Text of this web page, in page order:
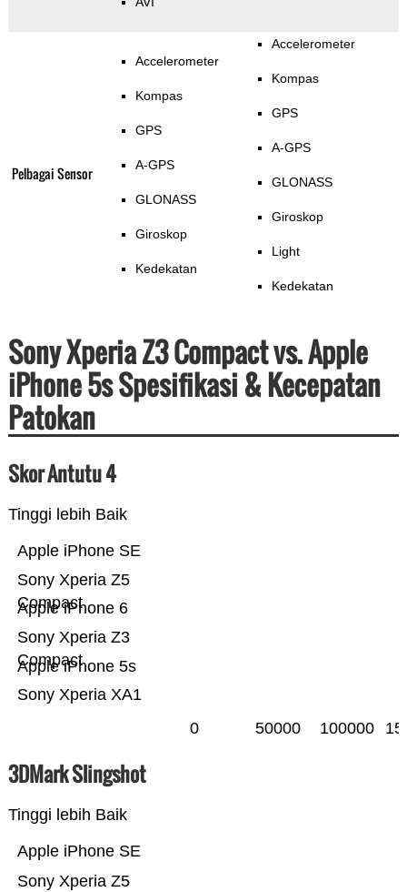
Pelbagai Sensor
Accelerometer
Kompas
GPS
A-GPS
GLONASS
Giroskop
Kedekatan
Accelerometer
Kompas
GPS
A-GPS
GLONASS
Giroskop
Light
Kedekatan
Sony Xperia Z3 Compact vs. Apple
iPhone 5s Spesifikasi & Kecepatan
Patokan
Skor Antutu 4
Tinggi lebih Baik
Sony Xperia XA1
Apple iPhone 5s
Sony Xperia Z3
Compact
Apple iPhone 6
Sony Xperia Z5
Compact
Apple iPhone SE
0 50000 100000
3DMark Slingshot
Tinggi lebih Baik
Sony Xperia Z5
Apple iPhone SE